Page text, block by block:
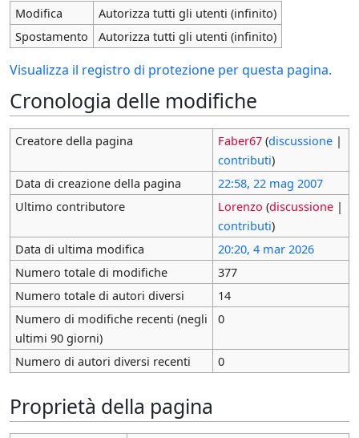
Modifica
Autorizza tutti gli utenti (infinito)
Spostamento
Autorizza tutti gli utenti (infinito)
Visualizza il registro di protezione per questa pagina.
Cronologia delle modifiche
Creatore della pagina Faber67 (discussione|
contributi)
Data di creazione della pagina
22:58, 22 mag 2007
Ultimo contributore
Lorenzo (discussione|
contributi)
Data di ultima modifica
20:20, 4 mar 2026
Numero totale di modifiche
377
Numero totale di autori diversi
14
Numero di modifiche recenti (negli
ultimi 90 giorni)
0
Numero di autori diversi recenti 0
Proprietà della pagina